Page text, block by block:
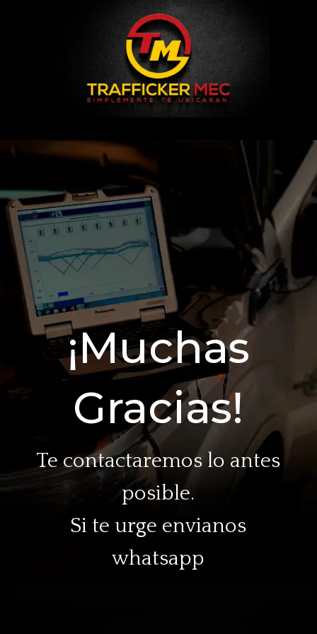
¡Muchas
Gracias!
Te contactaremos lo antes
posible.
Si te urge envianos
whatsapp